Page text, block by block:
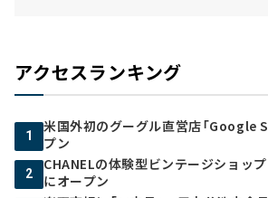
アクセスランキング
1
米国外初のグーグル直営店「Google
プン
2
CHANELの体験型ビンテージショップ
にオープン